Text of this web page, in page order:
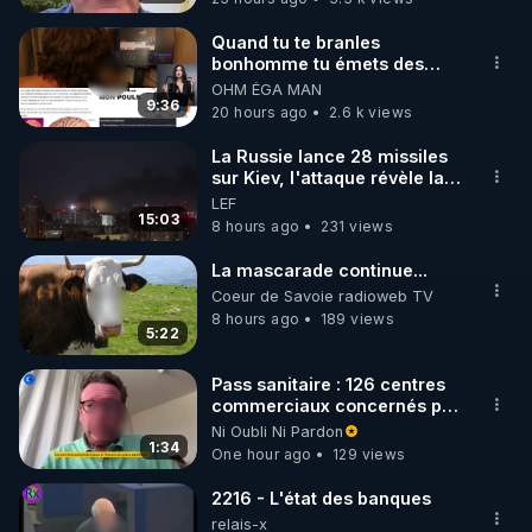
référence de Robert Morse ( formateur de Thierry
Casasnovas) aux éditions Autonomia :
https://www.autonomia-editions.com/livre/le-
miracle-de-la-detoxification-de-robert-morse/
▶NOUVEAU ! L’encyclopédie des jus santé —
Estelle Sovanna : Un véritable manuel vivant et
accessible pour comprendre et maîtriser l’art des
jus de légumes et de fruits, croisant recettes, fiches
nutritionnelles, données scientifiques et savoirs
botaniques autour des saisons, des systèmes du
corps et des émonctoires, pour transformer
chaque aliment en outil de santé et de
régénération.
https://autonomia-
editions.com/products/encyclopedie-jus-sante
--------------------
Podcast Reboot Métabolique 2 — Chrono-nutrition
: quand manger pour relancer son métabolisme
9:36
Quand tu te branles
bonhomme tu émets des
ondes ils ont juste omis de
t'expliquer
OHM ÉGA MAN
20 hours ago
2.6 k views
15:03
La Russie lance 28 missiles
sur Kiev, l'attaque révèle la
faiblesse de Kiev
LEF
8 hours ago
231 views
5:22
La mascarade continue...
Coeur de Savoie radioweb TV
8 hours ago
189 views
1:34
Pass sanitaire : 126 centres
commerciaux concernés par
l'obligation dans toute la
France
Ni Oubli Ni Pardon
One hour ago
129 views
2216 - L'état des banques
relais-x